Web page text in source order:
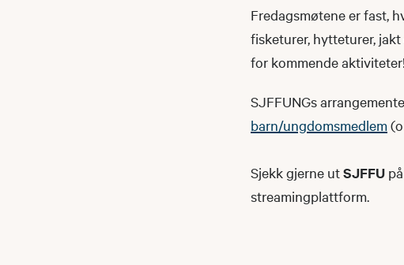
Fredagsmøtene er fast,
fisketurer, hytteturer,
for kommende aktiviteter!
SJFFUNGs
barn/ungdomsmedlem
Sjekk gjerne utSJFFU på
streamingplattform.